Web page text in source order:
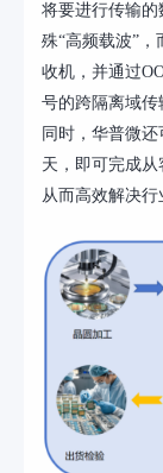
将要进行传输的
殊“高频载波”
收机，并通过
号的跨隔离域传
同时，华普微
天，即可完成从
从而高效解决行